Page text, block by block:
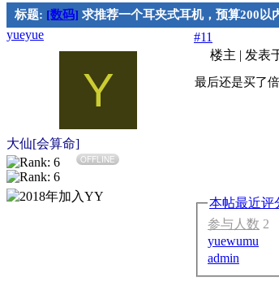
标题: [数码] 求推荐一个耳夹式耳机，预算200以
yueyue
Y
大仙[会算命]
OFFLINE
#11
楼主 | 发表
最后还是买了
本帖最近评
参与人数 2
yuewumu
admin